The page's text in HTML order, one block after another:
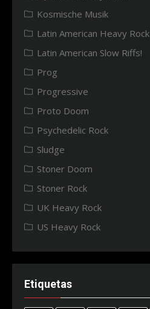
Kosmische Musik
Latin American Heavy Rock
Latin American Slow Riffs!
Prog
Progressive
Proto Doom
Psychedelic Rock
Sludge
Stoner Doom
Stoner Rock
UK Heavy Rock
US Heavy Rock
Etiquetas